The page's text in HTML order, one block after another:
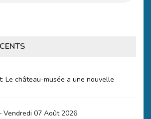
Le château-musée a une nouvelle
Vendredi 07 Août 2026